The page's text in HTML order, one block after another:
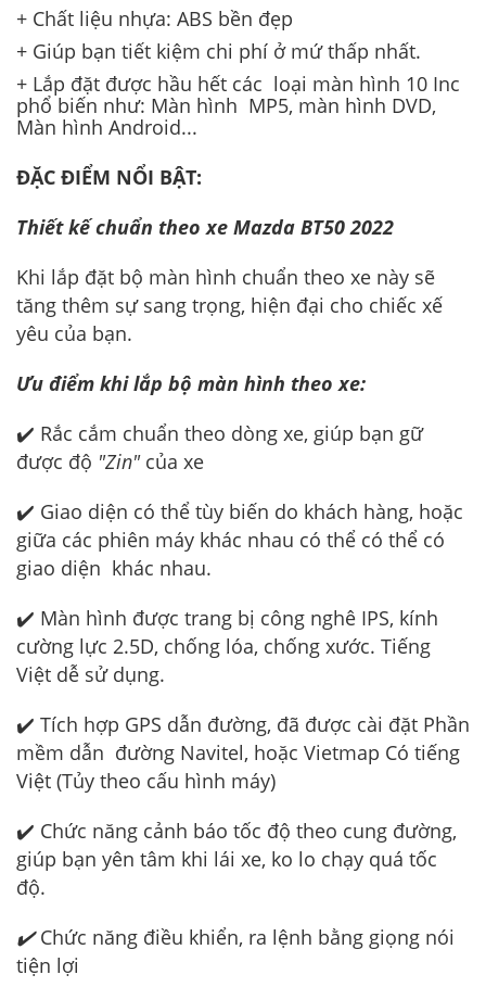
+ Chất liệu nhựa: ABS bền đẹp
+ Giúp bạn tiết kiệm chi phí ở mứ thấp nhất.
+ Lắp đặt được hầu hết các loại màn hình 10 Inc
phổ biến như: Màn hình MP5, màn hình DVD,
Màn hình Android...
ĐẶC ĐIỂM NỔI BẬT:
Thiết kế chuẩn theo xe Mazda BT50 2022
Khi lắp đặt bộ màn hình chuẩn theo xe này sẽ
tăng thêm sự sang trọng, hiện đại cho chiếc xế
yêu của bạn.
Ưu điểm khi lắp bộ màn hình theo xe:
✔️ Rắc cắm chuẩn theo dòng xe, giúp bạn gữ
được độ "Zin"của xe
✔️ Giao diện có thể tùy biến do khách hàng, hoặc
giữa các phiên máy khác nhau có thể có thể có
giao diện khác nhau.
✔️ Màn hình được trang bị công nghê IPS, kính
cường lực 2.5D, chống lóa, chống xước. Tiếng
Việt dễ sử dụng.
✔️ Tích hợp GPS dẫn đường, đã được cài đặt Phần
mềm dẫn đường Navitel, hoặc Vietmap Có tiếng
Việt (Tủy theo cấu hình máy)
✔️ Chức năng cảnh báo tốc độ theo cung đường,
giúp bạn yên tâm khi lái xe, ko lo chạy quá tốc
độ.
✔️Chức năng điều khiển, ra lệnh bằng giọng nói
tiện lợi